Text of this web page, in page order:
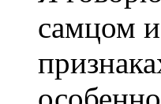
самцом